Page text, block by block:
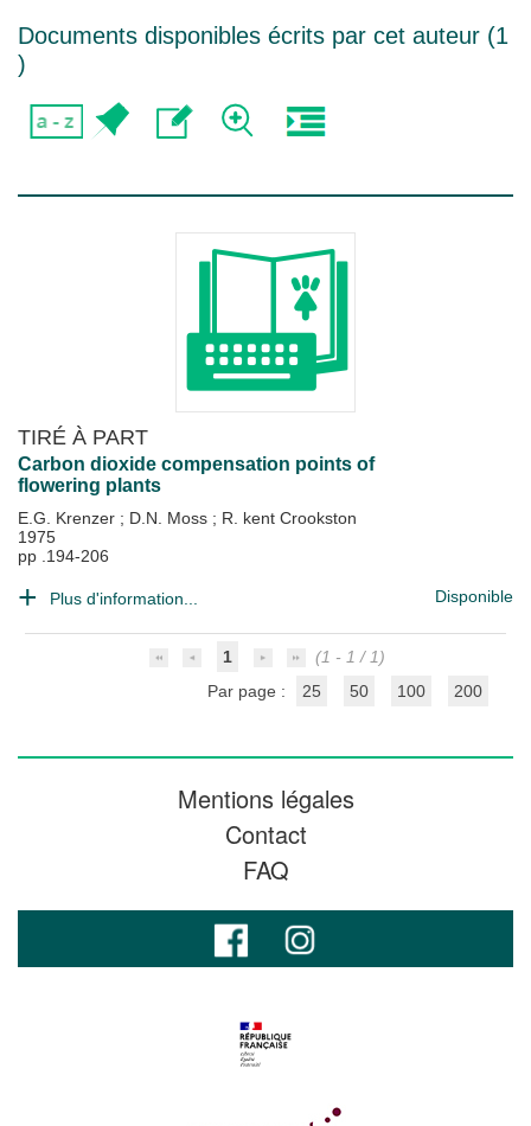
Documents disponibles écrits par cet auteur (1
)
TIRÉ À PART
Carbon dioxide compensation points of
flowering plants
E.G. Krenzer ; D.N. Moss ; R. kent Crookston
1975
pp .194-206
Plus d'information... Disponible
1
(1 - 1 / 1)
Par page :
25 50 100 200
Mentions légales
Contact
FAQ